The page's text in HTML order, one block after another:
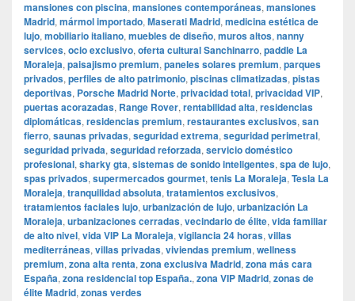
mansiones con piscina, mansiones contemporáneas, mansiones
Madrid, mármol importado, Maserati Madrid, medicina estética de
lujo, mobiliario italiano, muebles de diseño, muros altos, nanny
services, ocio exclusivo, oferta cultural Sanchinarro, paddle La
Moraleja, paisajismo premium, paneles solares premium, parques
privados, perfiles de alto patrimonio, piscinas climatizadas, pistas
deportivas, Porsche Madrid Norte, privacidad total, privacidad VIP,
puertas acorazadas, Range Rover, rentabilidad alta, residencias
diplomáticas, residencias premium, restaurantes exclusivos, san
fierro, saunas privadas, seguridad extrema, seguridad perimetral,
seguridad privada, seguridad reforzada, servicio doméstico
profesional, sharky gta, sistemas de sonido inteligentes, spa de lujo,
spas privados, supermercados gourmet, tenis La Moraleja, Tesla La
Moraleja, tranquilidad absoluta, tratamientos exclusivos,
tratamientos faciales lujo, urbanización de lujo, urbanización La
Moraleja, urbanizaciones cerradas, vecindario de élite, vida familiar
de alto nivel, vida VIP La Moraleja, vigilancia 24 horas, villas
mediterráneas, villas privadas, viviendas premium, wellness
premium, zona alta renta, zona exclusiva Madrid, zona más cara
España, zona residencial top España., zona VIP Madrid, zonas de
élite Madrid, zonas verdes